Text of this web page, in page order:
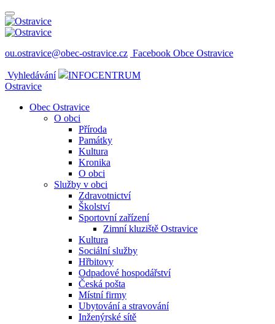
ou.ostravice@obec-ostravice.cz Facebook Obce Ostravice
Vyhledávání
INFOCENTRUM
Ostravice
Obec Ostravice
O obci
Příroda
Památky
Kultura
Kronika
O obci
Služby v obci
Zdravotnictví
Školství
Sportovní zařízení
Zimní kluziště Ostravice
Kultura
Sociální služby
Hřbitovy
Odpadové hospodářství
Česká pošta
Místní firmy
Ubytování a stravování
Inženýrské sítě